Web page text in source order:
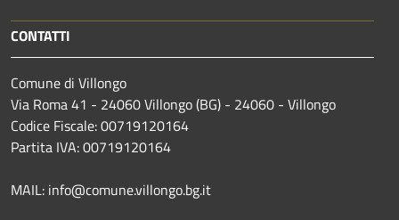
CONTATTI
Comune di Villongo
Via Roma 41 - 24060 Villongo (BG) - 24060 - Villongo
Codice Fiscale: 00719120164
Partita IVA: 00719120164
MAIL: info@comune.villongo.bg.it